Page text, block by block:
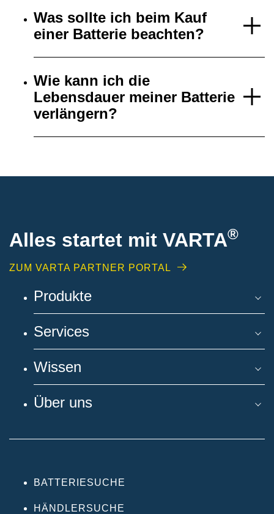
Was sollte ich beim Kauf
einer Batterie beachten?
Wie kann ich die
Lebensdauer meiner Batterie
verlängern?
Alles startet mit VARTA®
ZUM VARTA PARTNER PORTAL
Produkte
Services
Wissen
Über uns
BATTERIESUCHE
HÄNDLERSUCHE